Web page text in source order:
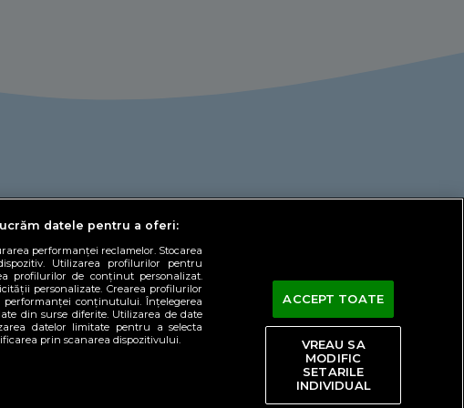
Contact
datele pentru a oferi:
performanței reclamelor. Stocarea
Utilizarea profilurilor pentru
profilurilor de conținut personalizat.
personalizate. Crearea profilurilor
conținutului. Înțelegerea
din surse diferite. Utilizarea de date
datelor limitate pentru a selecta
prin scanarea dispozitivului.
ACCEPT TOATE
VREAU SA
MODIFIC
SETARILE
INDIVIDUAL